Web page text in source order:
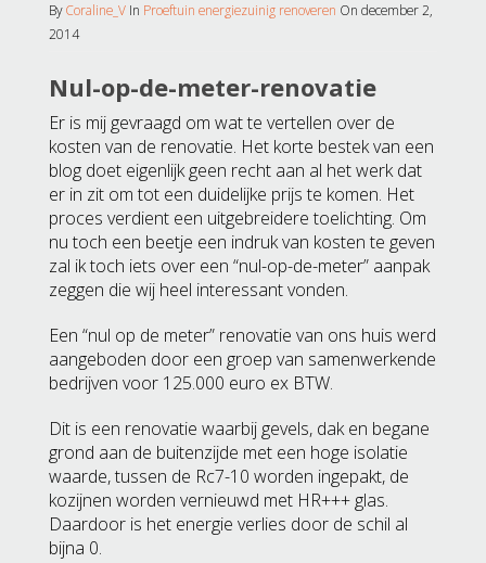
ByCoraline_V In Proeftuin energiezuinig renoveren On december 2,
2014
Nul-op-de-meter-renovatie
Er is mij gevraagd om wat te vertellen over de
kosten van de renovatie. Het korte bestek van een
blog doet eigenlijk geen recht aan al het werk dat
er in zit om tot een duidelijke prijs te komen. Het
proces verdient een uitgebreidere toelichting. Om
nu toch een beetje een indruk van kosten te geven
zal ik toch iets over een “nul-op-de-meter” aanpak
zeggen die wij heel interessant vonden.
Een “nul op de meter” renovatie van ons huis werd
aangeboden door een groep van samenwerkende
bedrijven voor 125.000 euro ex BTW.
Dit is een renovatie waarbij gevels, dak en begane
grond aan de buitenzijde met een hoge isolatie
waarde, tussen de Rc7-10 worden ingepakt, de
kozijnen worden vernieuwd met HR+++ glas.
Daardoor is het energie verlies door de schil al
bijna 0.